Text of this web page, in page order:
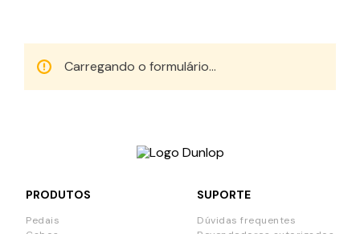
Carregando o formulário...
PRODUTOS
Pedais
SUPORTE
Dúvidas frequentes